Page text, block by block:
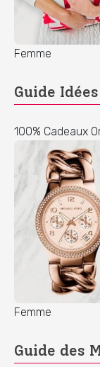
Femme
Guide
100% Cadeaux
Femme
Guide des